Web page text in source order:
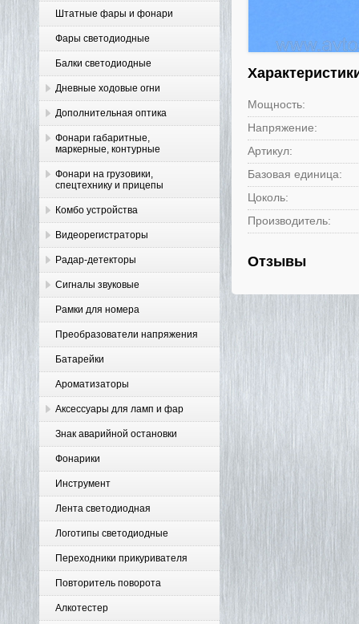
Штатные фары и фонари
Фары светодиодные
Балки светодиодные
Дневные ходовые огни
Дополнительная оптика
Фонари габаритные,
маркерные, контурные
Фонари на грузовики,
спецтехнику и прицепы
Комбо устройства
Видеорегистраторы
Радар-детекторы
Сигналы звуковые
Рамки для номера
Преобразователи напряжения
Батарейки
Ароматизаторы
Аксессуары для ламп и фар
Знак аварийной остановки
Фонарики
Инструмент
Лента светодиодная
Логотипы светодиодные
Переходники прикуривателя
Повторитель поворота
Алкотестер
Мощность:
Напряжение:
Артикул:
Базовая единица:
Цоколь:
Производитель:
Отзывы